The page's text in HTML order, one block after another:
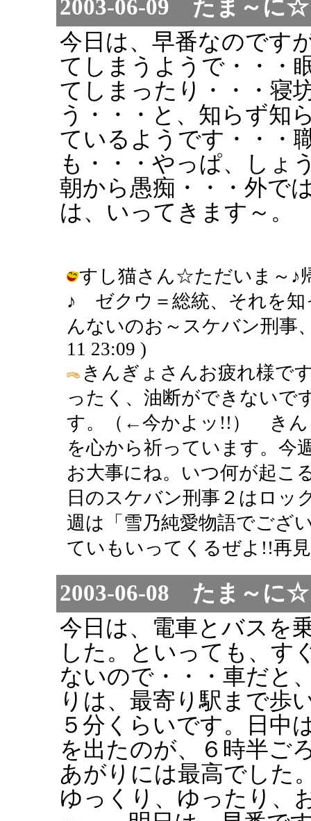
2003-06-09 たま～に
今日は、早番なのです
てしまうようで・・・
てしまったり・・・寝
う・・・と、知らず知
ているようです・・・
も・・・やっぱ、しょ
朝から愚痴・・・外で
は、いってきます～。
すし猫さん☆ただいま～♪
♪ ゼクウ＝総統、それを知
んないのお～スケバン刑事
11 23:09 )
きんぎょさんお疲れ様で
ったく、油断ができないで
す。（←今かよッ!!） きん
を心から祈っています。今
お大事にね。いつ何が起
日のスケバン刑事２はロッ
週は「雪乃純愛物語でござ
ていもいってくるぜよ!!再
2003-06-08 たま～に
今日は、電車とバスを
した。といっても、す
ないので・・・車だと
りは、最寄り駅まで歩
５分くらいです。日中
を出たのが、６時半ご
あがりには最高でした
ゆっくり、ゆったり、